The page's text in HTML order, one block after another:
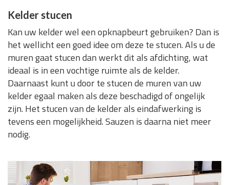
Kelder stucen
Kan uw kelder wel een opknapbeurt gebruiken? Dan is
het wellicht een goed idee om deze te stucen. Als u de
muren gaat stucen dan werkt dit als afdichting, wat
ideaal is in een vochtige ruimte als de kelder.
Daarnaast kunt u door te stucen de muren van uw
kelder egaal maken als deze beschadigd of ongelijk
zijn. Het stucen van de kelder als eindafwerking is
tevens een mogelijkheid. Sauzen is daarna niet meer
nodig.